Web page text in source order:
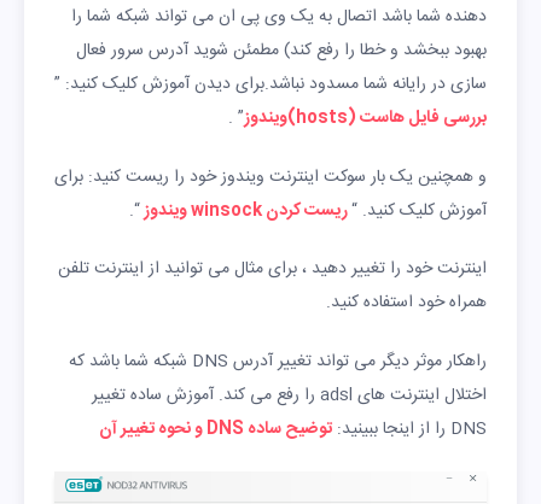
دهنده شما باشد اتصال به یک وی پی ان می تواند شبکه شما را
بهبود ببخشد و خطا را رفع کند) مطمئن شوید آدرس سرور فعال
سازی در رایانه شما مسدود نباشد.برای دیدن آموزش کلیک کنید: ”
بررسی فایل هاست (hosts)ویندوز
” .
و همچنین یک بار سوکت اینترنت ویندوز خود را ریست کنید: برای
آموزش کلیک کنید. “ریست کردن winsock ویندوز “.
اینترنت خود را تغییر دهید ، برای مثال می توانید از اینترنت تلفن
همراه خود استفاده کنید.
راهکار موثر دیگر می تواند تغییر آدرس DNS شبکه شما باشد که
اختلال اینترنت های adsl را رفع می کند. آموزش ساده تغییر
DNS را از اینجا ببینید:
توضیح ساده DNS و نحوه تغییر آن